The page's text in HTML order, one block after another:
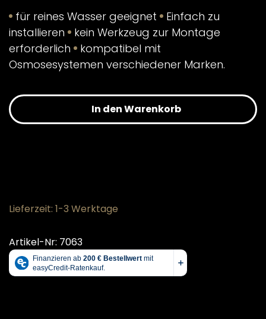
für reines Wasser geeignet
Einfach zu
installieren
kein Werkzeug zur Montage
erforderlich
kompatibel mit
Osmosesystemen verschiedener Marken.
In den Warenkorb
Lieferzeit: 1-3 Werktage
Artikel-Nr: 7063